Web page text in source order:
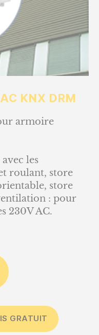
KNX DRM
armoire
les
roulant, store
store
: pour
230V AC.
GRATUIT